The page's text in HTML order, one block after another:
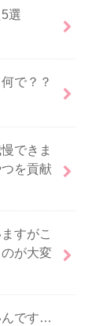
選
で？？
できま
を貢献
すがこ
が大変
んです…